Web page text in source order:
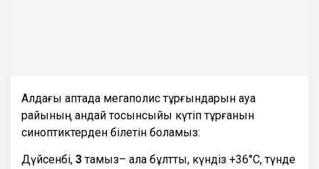
Алдағы аптада мегаполис тұрғындарын ауа
райының қандай тосынсыйы күтіп тұрғанын
синоптиктерден білетін боламыз:
Дүйсенбі, 3тамыз– ала бұлтты, күндіз +36°С, түнде